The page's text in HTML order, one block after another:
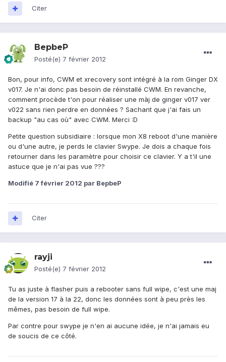
Citer
BepbeP
Posté(e) 7 février 2012
Bon, pour info, CWM et xrecovery sont intégré à la rom Ginger DX
v017. Je n'ai donc pas besoin de réinstallé CWM. En revanche,
comment procède t'on pour réaliser une màj de ginger v017 ver
v022 sans rien perdre en données ? Sachant que j'ai fais un
backup "au cas où" avec CWM. Merci :D
Petite question subsidiaire : lorsque mon X8 reboot d'une manière
ou d'une autre, je perds le clavier Swype. Je dois a chaque fois
retourner dans les paramètre pour choisir ce clavier. Y a t'il une
astuce que je n'ai pas vue ???
Modifié 7 février 2012 par BepbeP
Citer
rayji
Posté(e) 7 février 2012
Tu as juste à flasher puis a rebooter sans full wipe, c'est une maj
de la version 17 à la 22, donc les données sont à peu près les
mêmes, pas besoin de full wipe.
Par contre pour swype je n'en ai aucune idée, je n'ai jamais eu
de soucis de ce côté.